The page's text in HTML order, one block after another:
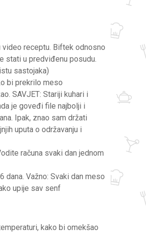
receptu. Biftek odnosno
stati u predviđenu posudu.
sastojaka)
bi prekrilo meso
SAVJET: Stariji kuhari i
je goveđi file najbolji i
Ipak, znao sam držati
uputa o održavanju i
računa svaki dan jednom
Važno: Svaki dan meso
upije sav senf
kako bi omekšao